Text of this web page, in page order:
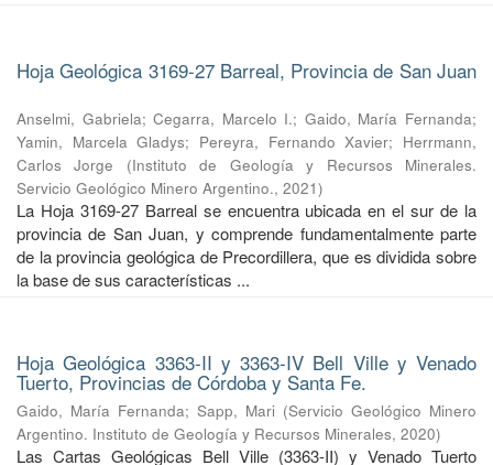
Hoja Geológica 3169-27 Barreal, Provincia de San Juan
Anselmi, Gabriela;Cegarra, Marcelo I.; Gaido, María Fernanda;
Yamin, Marcela Gladys; Pereyra, Fernando Xavier; Herrmann,
Carlos Jorge
(Instituto de Geología y Recursos Minerales.
Servicio Geológico Minero Argentino., 2021)
La Hoja 3169-27 Barreal se encuentra ubicada en el sur de la
provincia de San Juan, y comprende fundamentalmente parte
de la provincia geológica de Precordillera, que es dividida sobre
la base de sus características ...
Hoja Geológica 3363-II y 3363-IV Bell Ville y Venado
Tuerto, Provincias de Córdoba y Santa Fe.
Gaido, María Fernanda; Sapp, Mari (Servicio Geológico Minero
Argentino. Instituto de Geología y Recursos Minerales, 2020)
Las Cartas Geológicas Bell Ville (3363-II) y Venado Tuerto